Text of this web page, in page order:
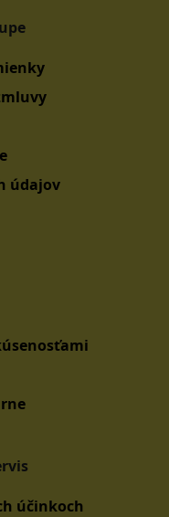
údajov
účinkoch